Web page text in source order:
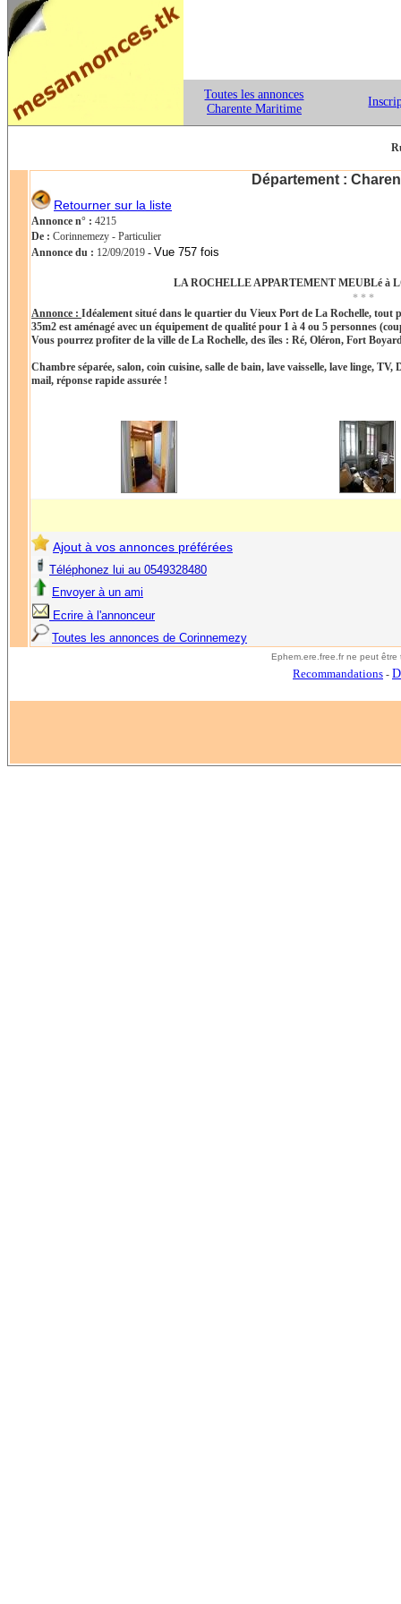
Toutes les annonces
Charente Maritime
Département :
Retourner sur la liste
Annonce n° : 4215
De : Corinnemezy - Particulier
Annonce du : 12/09/2019 - Vue 757 fois
LA ROCHELLE APPARTEMENT MEUBLé à
* * *
Annonce : Idéalement situé dans le quartier du Vieux Port de La Rochelle, tout
35m2 est aménagé avec un équipement de qualité pour 1 à 4 ou 5 personnes
Vous pourrez profiter de la ville de La Rochelle, des îles : Ré, Oléron, Fort
Chambre séparée, salon, coin cuisine, salle de bain, lave vaisselle, lave linge,
mail, réponse rapide assurée !
Ajout à vos annonces préférées
Téléphonez lui au 0549328480
Envoyer à un ami
Ecrire à l'annonceur
Toutes les annonces de Corinnemezy
Ephem.ere.free.fr ne peut
Recommandations -